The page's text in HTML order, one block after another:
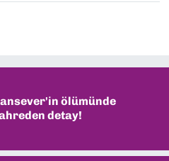
ölümünde
detay!